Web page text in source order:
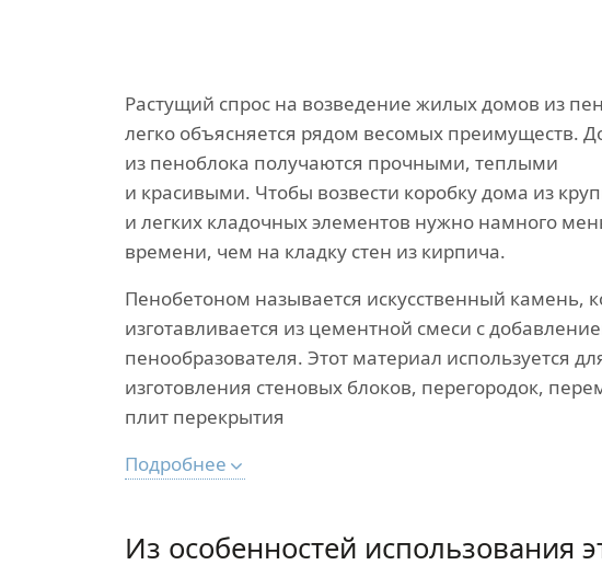
Растущий спрос на возведение жилых домов из
легко объясняется рядом весомых преимуществ.
из пеноблока получаются прочными, теплыми
и красивыми. Чтобы возвести коробку дома из
и легких кладочных элементов нужно намного
времени, чем на кладку стен из кирпича.
Пенобетоном называется искусственный камень,
изготавливается из цементной смеси с
пенообразователя. Этот материал используется
изготовления стеновых блоков, перегородок,
плит перекрытия
Подробнее
Из особенностей использования